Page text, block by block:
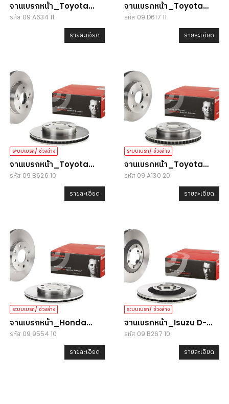
จานเบรกหน้า_Toyota
Vigo/ Fortuner/ Revo
รหัส 09 A634 11
รายละเอียด
จานเบรกหน้า_Toyota
Vigo/ Fortuner
รหัส 09 D617 11
รายละเอียด
ระบบเบรก/ ช่วงล่าง
จานเบรกหน้า_Toyota
Vigo/ Revo
รหัส 09 B626 10
รายละเอียด
ระบบเบรก/ ช่วงล่าง
จานเบรกหน้า_Toyota
Vigo
รหัส 09 A130 20
รายละเอียด
ระบบเบรก/ ช่วงล่าง
จานเบรกหน้า_Honda
Jazz GD/City
รหัส 09 9554 10
รายละเอียด
ระบบเบรก/ ช่วงล่าง
จานเบรกหน้า_Isuzu D-
Max 4x4/Colorado
รหัส 09 B267 10
รายละเอียด